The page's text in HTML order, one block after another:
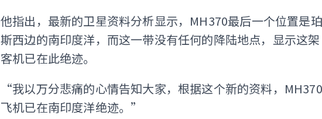
他指出，最新的卫星资料分析显示，MH370最后一个位置是珀
斯西边的南印度洋，而这一带没有任何的降陆地点，显示这架
客机已在此绝迹。
“我以万分悲痛的心情告知大家，根据这个新的资料，MH370
飞机已在南印度洋绝迹。”